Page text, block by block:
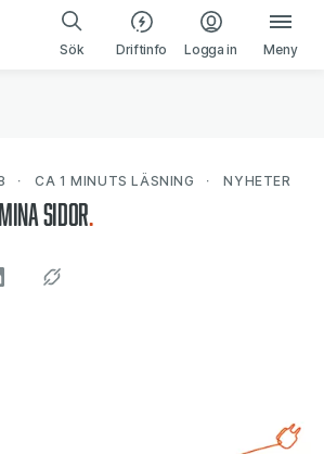
Sök Driftinfo Logga in(öppnas i ny
Meny
CA 1 MINUTS LÄSNING NYHETER
Sidor
MEDIER"